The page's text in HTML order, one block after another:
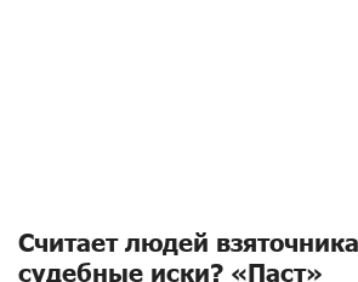
Считает людей
судебные иски? «Паст»